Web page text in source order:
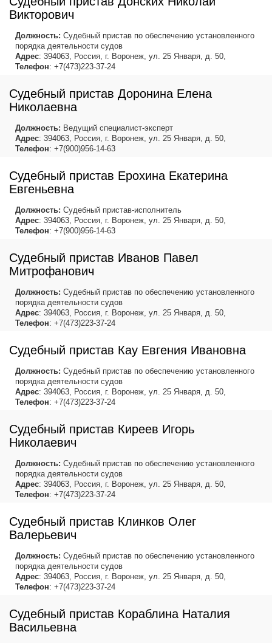
Викторович
Должность: Судебный пристав по обеспечению установленного
порядка деятельности судов
Адрес: 394063, Россия, г. Воронеж, ул. 25 Января, д. 50,
Телефон: +7(473)223-37-24
Судебный пристав Доронина Елена
Николаевна
Должность: Ведущий специалист-эксперт
Адрес: 394063, Россия, г. Воронеж, ул. 25 Января, д. 50,
Телефон: +7(900)956-14-63
Судебный пристав Ерохина Екатерина
Евгеньевна
Должность: Судебный пристав-исполнитель
Адрес: 394063, Россия, г. Воронеж, ул. 25 Января, д. 50,
Телефон: +7(900)956-14-63
Судебный пристав Иванов Павел
Митрофанович
Должность: Судебный пристав по обеспечению установленного
порядка деятельности судов
Адрес: 394063, Россия, г. Воронеж, ул. 25 Января, д. 50,
Телефон: +7(473)223-37-24
Судебный пристав Кау Евгения Ивановна
Должность: Судебный пристав по обеспечению установленного
порядка деятельности судов
Адрес: 394063, Россия, г. Воронеж, ул. 25 Января, д. 50,
Телефон: +7(473)223-37-24
Судебный пристав Киреев Игорь
Николаевич
Должность: Судебный пристав по обеспечению установленного
порядка деятельности судов
Адрес: 394063, Россия, г. Воронеж, ул. 25 Января, д. 50,
Телефон: +7(473)223-37-24
Судебный пристав Клинков Олег
Валерьевич
Должность: Судебный пристав по обеспечению установленного
порядка деятельности судов
Адрес: 394063, Россия, г. Воронеж, ул. 25 Января, д. 50,
Телефон: +7(473)223-37-24
Судебный пристав Кораблина Наталия
Васильевна